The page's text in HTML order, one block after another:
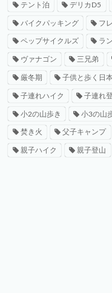
テント泊 デリカD5
バイクパッキング フ
ペップサイクルズ ラ
ヴァナゴン 三兄弟
厳冬期 子供と歩く日
子連れハイク 子連れ
小2の山歩き 小3の山
焚き火 父子キャンプ
親子ハイク 親子登山